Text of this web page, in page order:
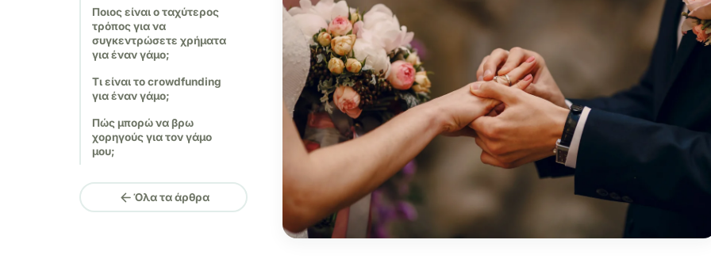
Ποιος είναι ο ταχύτερος
τρόπος για να
συγκεντρώσετε χρήματα
για έναν γάμο;
Τι είναι το crowdfunding
για έναν γάμο;
Πώς μπορώ να βρω
χορηγούς για τον γάμο
μου;
arrow_backΌλα τα άρθρα